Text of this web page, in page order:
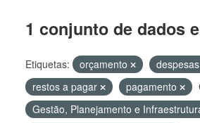
1 conjunto de dados
Etiquetas: orçamento
despesas
restos a pagar
pagamento
Gestão, Planejamento e